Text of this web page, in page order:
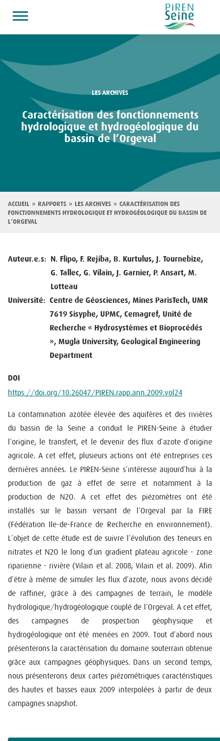
contenu
principal
LES ARCHIVES
Caractérisation des fonctionnements
hydrologique et hydrogéologique du
bassin de l’Orgeval
Fil
d'Ariane
ACCUEIL RAPPORTS LES ARCHIVES
CARACTÉRISATION DES
FONCTIONNEMENTS HYDROLOGIQUE ET HYDROGÉOLOGIQUE DU BASSIN DE
L’ORGEVAL
Auteur.e.s
N. Flipo, F. Rejiba, B. Kurtulus, J. Tournebize,
G. Tallec, G. Vilain, J. Garnier, P. Ansart, M.
Lotteau
Université
Centre de Géosciences, Mines ParisTech, UMR
7619 Sisyphe, UPMC, Cemagref, Unité de
Recherche « Hydrosystèmes et Bioprocédés
», Mugla University, Geological Engineering
Department
DOI
https://doi.org/10.26047/PIREN.rapp.ann.2009.vol24
La contamination azotée élevée des aquifères et des rivières
du bassin de la Seine a conduit le PIREN-Seine à étudier
l’origine, le transfert, et le devenir des flux d’azote d’origine
agricole. A cet effet, plusieurs actions ont été entreprises ces
dernières années. Le PIREN-Seine s’intéresse aujourd’hui à la
production de gaz à effet de serre et notamment à la
production de N2O. A cet effet des piézomètres ont été
installés sur le bassin versant de l’Orgeval par la FIRE
(Fédération Ile-de-France de Recherche en environnement).
L’objet de cette étude est de suivre l’évolution des teneurs en
nitrates et N2O le long d’un gradient plateau agricole - zone
riparienne - rivière (Vilain et al. 2008; Vilain et al. 2009). Afin
d’être à même de simuler les flux d’azote, nous avons décidé
de raffiner, grâce à des campagnes de terrain, le modèle
hydrologique/hydrogéologique couplé de l’Orgeval. A cet effet,
des campagnes de prospection géophysique et
hydrogéologique ont été menées en 2009. Tout d’abord nous
présenterons la caractérisation du domaine souterrain obtenue
grâce aux campagnes géophysiques. Dans un second temps,
nous présenterons deux cartes piézométriques caractéristiques
des hautes et basses eaux 2009 interpolées à partir de deux
campagnes snapshot.